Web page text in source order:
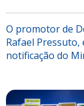
O promotor de
Rafael Pressuto,
notificação do